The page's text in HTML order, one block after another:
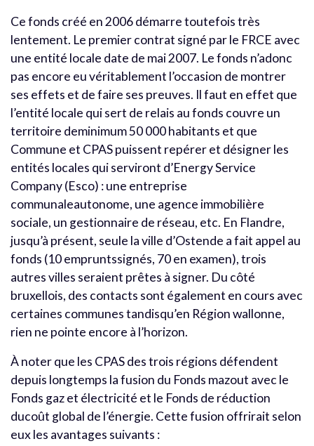
Ce fonds créé en 2006 démarre toutefois très
lentement. Le premier contrat signé par le FRCE avec
une entité locale date de mai 2007. Le fonds n’adonc
pas encore eu véritablement l’occasion de montrer
ses effets et de faire ses preuves. Il faut en effet que
l’entité locale qui sert de relais au fonds couvre un
territoire deminimum 50 000 habitants et que
Commune et CPAS puissent repérer et désigner les
entités locales qui serviront d’Energy Service
Company (Esco) : une entreprise
communaleautonome, une agence immobilière
sociale, un gestionnaire de réseau, etc. En Flandre,
jusqu’à présent, seule la ville d’Ostende a fait appel au
fonds (10 empruntssignés, 70 en examen), trois
autres villes seraient prêtes à signer. Du côté
bruxellois, des contacts sont également en cours avec
certaines communes tandisqu’en Région wallonne,
rien ne pointe encore à l’horizon.
À noter que les CPAS des trois régions défendent
depuis longtemps la fusion du Fonds mazout avec le
Fonds gaz et électricité et le Fonds de réduction
ducoût global de l’énergie. Cette fusion offrirait selon
eux les avantages suivants :